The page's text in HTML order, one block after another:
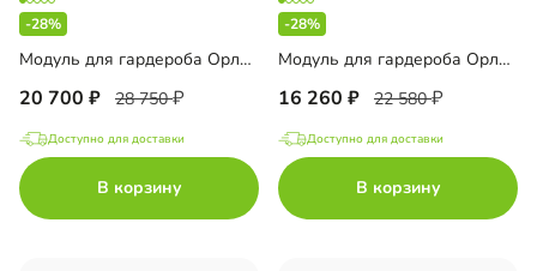
-28%
Модуль для гардероба Орлеан-3
20 700 28 750
Доступно для доставки
В корзину
-28%
Модуль для гардероба Орлеан-4
16 260 22 580
Доступно для доставки
В корзину